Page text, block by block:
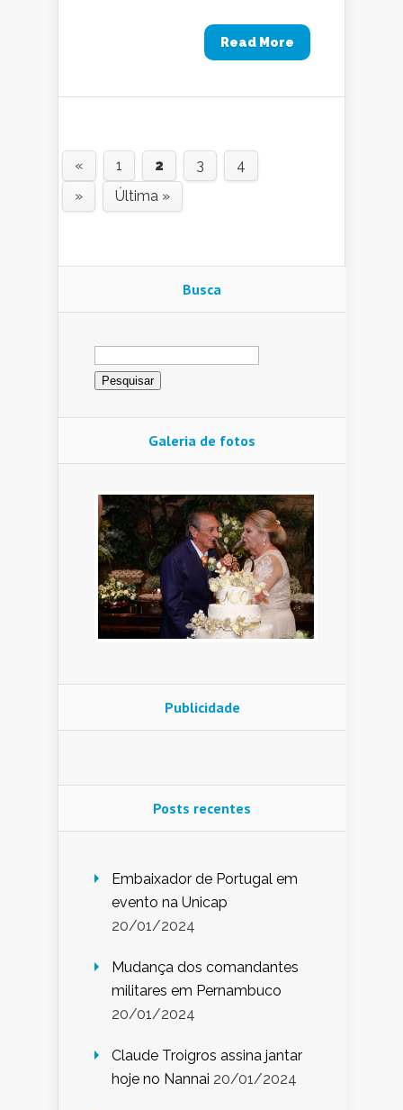
Read More
« 1 2 3
4
»
Última »
Busca
Pesquisar
por:
Galeria de fotos
Publicidade
Posts recentes
Embaixador de Portugal em
evento na Unicap
20/01/2024
Mudança dos comandantes
militares em Pernambuco
20/01/2024
Claude Troigros assina jantar
hoje no Nannai 20/01/2024